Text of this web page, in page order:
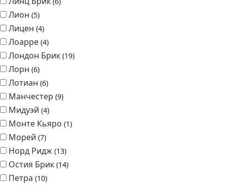
Лион 5
Лицен 4
Лоарре 4
Лондон Брик 19
Лорн 6
Лотиан 6
Манчестер 9
Мидуэй 4
Монте Кьяро 1
Морей 7
Норд Ридж 13
Остия Брик 14
Петра 10